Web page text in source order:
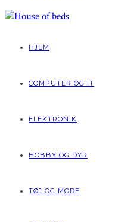
HJEM
COMPUTER OG IT
ELEKTRONIK
HOBBY OG DYR
TØJ OG MODE